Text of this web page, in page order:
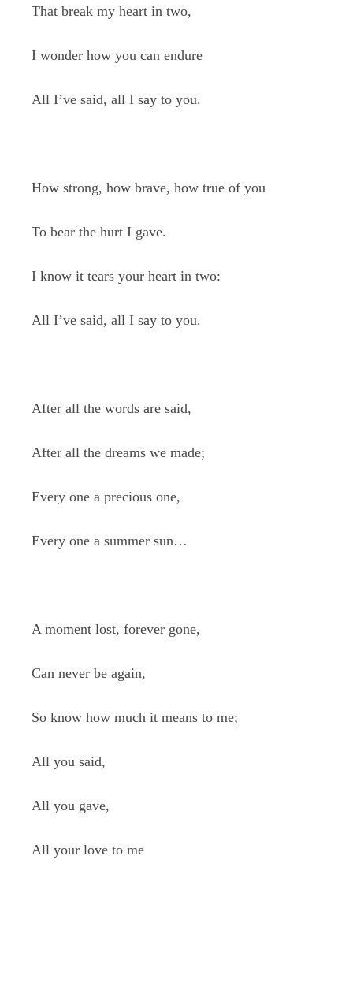
That break my heart in two,
I wonder how you can endure
All I’ve said, all I say to you.
How strong, how brave, how true of you
To bear the hurt I gave.
I know it tears your heart in two:
All I’ve said, all I say to you.
After all the words are said,
After all the dreams we made;
Every one a precious one,
Every one a summer sun…
A moment lost, forever gone,
Can never be again,
So know how much it means to me;
All you said,
All you gave,
All your love to me